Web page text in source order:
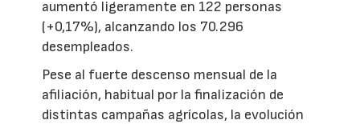
aumentó ligeramente en 122 personas
(+0,17%), alcanzando los 70.296
desempleados.
Pese al fuerte descenso mensual de la
afiliación, habitual por la finalización de
distintas campañas agrícolas, la evolución